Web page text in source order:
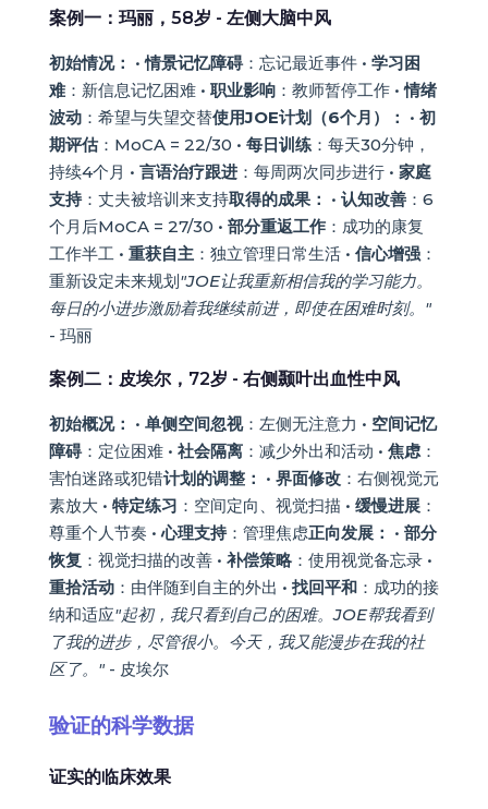
案例一：玛丽，58岁 - 左侧大脑中风
初始情况： •情景记忆障碍：忘记最近事件 • 学习困
难：新信息记忆困难 • 职业影响：教师暂停工作 •情绪
波动：希望与失望交替使用JOE计划（6个月）： • 初
期评估：MoCA = 22/30 • 每日训练：每天30分钟，
持续4个月 • 言语治疗跟进：每周两次同步进行 • 家庭
支持：丈夫被培训来支持取得的成果： • 认知改善：6
个月后MoCA = 27/30 • 部分重返工作：成功的康复
工作半工 • 重获自主：独立管理日常生活 • 信心增强：
重新设定未来规划"JOE让我重新相信我的学习能力。
每日的小进步激励着我继续前进，即使在困难时刻。"
- 玛丽
案例二：皮埃尔，72岁 - 右侧颞叶出血性中风
初始概况： • 单侧空间忽视：左侧无注意力 • 空间记忆
障碍：定位困难 • 社会隔离：减少外出和活动 • 焦虑：
害怕迷路或犯错计划的调整： • 界面修改：右侧视觉元
素放大 • 特定练习 ：空间定向、视觉扫描 • 缓慢进展：
尊重个人节奏 •心理支持：管理焦虑正向发展： • 部分
恢复 ：视觉扫描的改善 • 补偿策略：使用视觉备忘录 •
重拾活动：由伴随到自主的外出 • 找回平和：成功的接
纳和适应"起初，我只看到自己的困难。JOE帮我看到
了我的进步，尽管很小。今天，我又能漫步在我的社
区了。" - 皮埃尔
验证的科学数据
证实的临床效果